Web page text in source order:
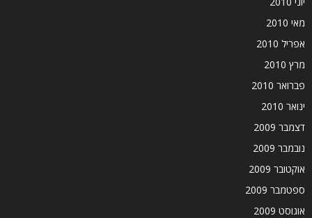
מאי 2010
אפריל 2010
מרץ 2010
פברואר 2010
ינואר 2010
דצמבר 2009
נובמבר 2009
אוקטובר 2009
ספטמבר 2009
אוגוסט 2009